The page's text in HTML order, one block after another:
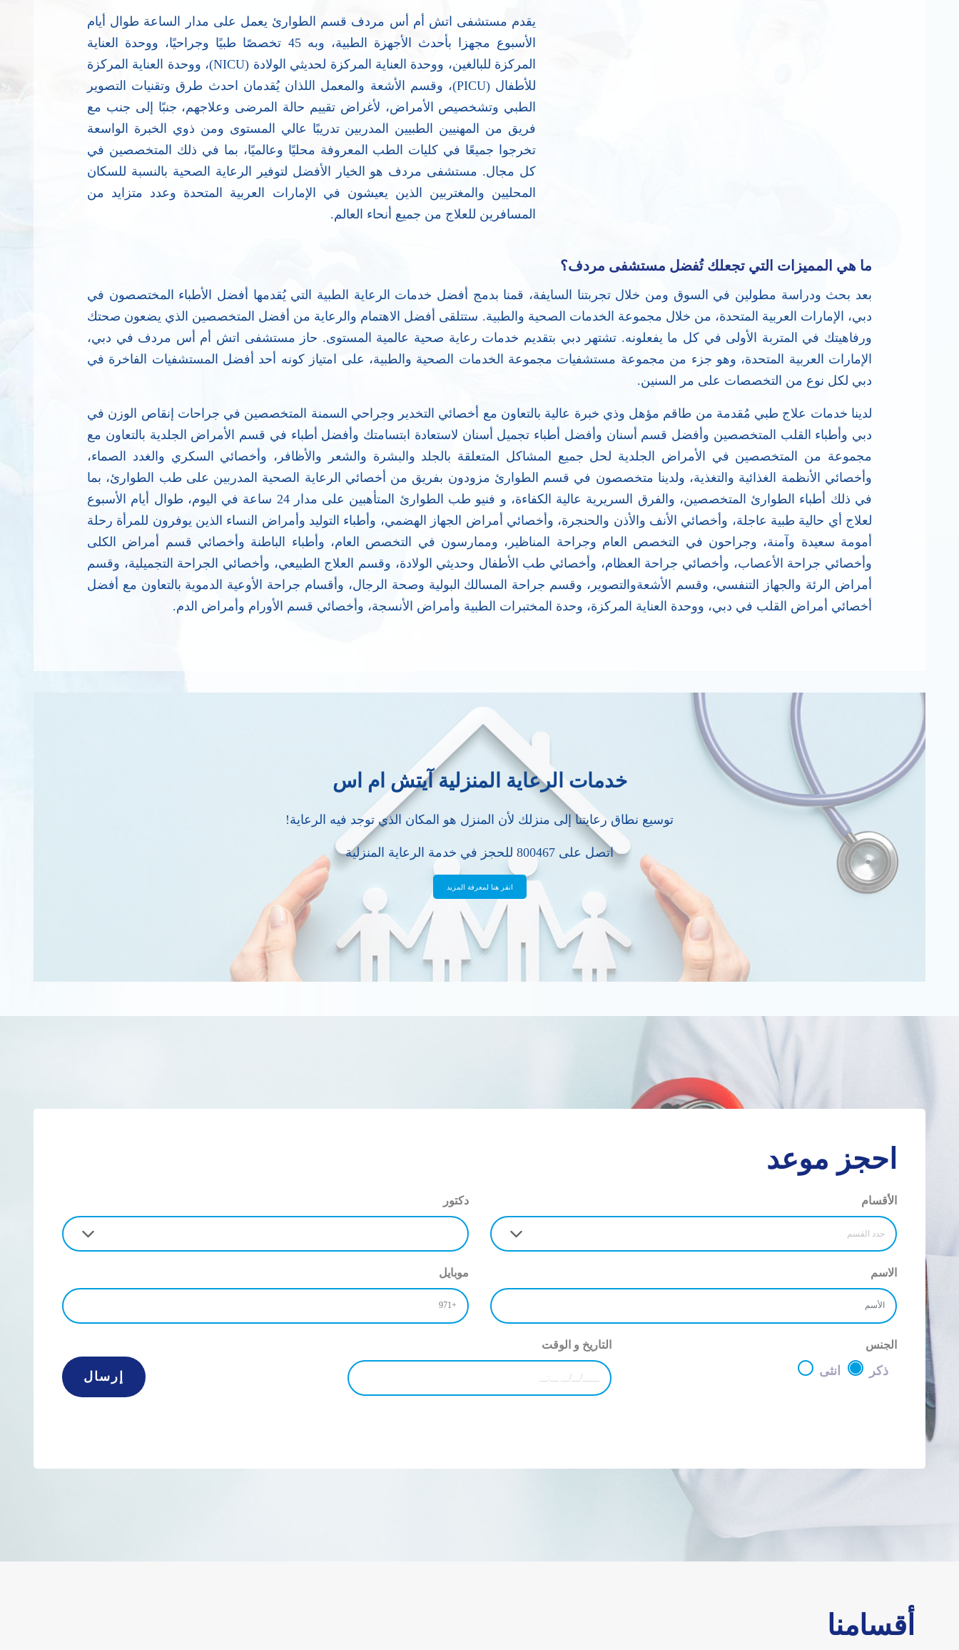
يقدم مستشفى اتش أم أس مردف قسم الطوارئ يعمل على مدار الساعة طوال أيام
الأسبوع مجهزا بأحدث الأجهزة الطبية، وبه 45 تخصصًا طبيًا وجراحيًا، ووحدة العناية
المركزة للبالغين، ووحدة العناية المركزة لحديثي الولادة (NICU)، ووحدة العناية المركزة
للأطفال (PICU)، وقسم الأشعة والمعمل اللذان يُقدمان احدث طرق وتقنيات التصوير
الطبي وتشخصيص الأمراض، لأغراض تقييم حالة المرضى وعلاجهم، جنبًا إلى جنب مع
فريق من المهنيين الطبيين المدربين تدريبًا عالي المستوى ومن ذوي الخبرة الواسعة
تخرجوا جميعًا في كليات الطب المعروفة محليًا وعالميًا، بما في ذلك المتخصصين في
كل مجال. مستشفى مردف هو الخيار الأفضل لتوفير الرعاية الصحية بالنسبة للسكان
المحليين والمغتربين الذين يعيشون في الإمارات العربية المتحدة وعدد متزايد من
المسافرين للعلاج من جميع أنحاء العالم.
ما هي المميزات التي تجعلك تُفضل مستشفى مردف؟
بعد بحث ودراسة مطولين في السوق ومن خلال تجربتنا السايفة، قمنا بدمج أفضل خدمات الرعاية الطبية التي يُقدمها أفضل الأطباء المختصصون في
دبي، الإمارات العربية المتحدة، من خلال مجموعة الخدمات الصحية والطبية. ستتلقى أفضل الاهتمام والرعاية من أفضل المتخصصين الذي يضعون صحتك
ورفاهيتك في المتربة الأولى في كل ما يفعلونه. تشتهر دبي بتقديم خدمات رعاية صحية عالمية المستوى. حاز مستشفى اتش أم أس مردف في دبي،
الإمارات العربية المتحدة، وهو جزء من مجموعة مستشفيات مجموعة الخدمات الصحية والطبية، على امتياز كونه أحد أفضل المستشفيات الفاخرة في
دبي لكل نوع من التخصصات على مر السنين.
لدينا خدمات علاج طبي مُقدمة من طاقم مؤهل وذي خبرة عالية بالتعاون مع أخصائي التخدير وجراحي السمنة المتخصصين في جراحات إنقاص الوزن في
دبي وأطباء القلب المتخصصين وأفضل قسم أسنان وأفضل أطباء تجميل أسنان لاستعادة ابتسامتك وأفضل أطباء في قسم الأمراض الجلدية بالتعاون مع
مجموعة من المتخصصين في الأمراض الجلدية لحل جميع المشاكل المتعلقة بالجلد والبشرة والشعر والأظافر، وأخصائي السكري والغدد الصماء،
وأخصائي الأنظمة الغذائية والتغذية، ولدينا متخصصون في قسم الطوارئ مزودون بفريق من أخصائي الرعاية الصحية المدربين على طب الطوارئ، بما
في ذلك أطباء الطوارئ المتخصصين، والفرق السريرية عالية الكفاءة، و فنيو طب الطوارئ المتأهبين على مدار 24 ساعة في اليوم، طوال أيام الأسبوع
لعلاج أي حالية طبية عاجلة، وأخصائي الأنف والأذن والحنجرة، وأخصائي أمراض الجهاز الهضمي، وأطباء التوليد وأمراض النساء الذين يوفرون للمرأة رحلة
أمومة سعيدة وآمنة، وجراحون في التخصص العام وجراحة المناظير، وممارسون في التخصص العام، وأطباء الباطنة وأخصائي قسم أمراض الكلى
وأخصائي جراحة الأعصاب، وأخصائي جراحة العظام، وأخصائي طب الأطفال وحديثي الولادة، وقسم العلاج الطبيعي، وأخصائي الجراحة التجميلية، وقسم
أمراض الرئة والجهاز التنفسي، وقسم الأشعةوالتصوير، وقسم جراحة المسالك البولية وصحة الرجال، وأقسام جراحة الأوعية الدموية بالتعاون مع أفضل
أخصائي أمراض القلب في دبي، ووحدة العناية المركزة، وحدة المختبرات الطبية وأمراض الأنسجة، وأخصائي قسم الأورام وأمراض الدم.
خدمات الرعاية المنزلية آيتش ام اس
توسيع نطاق رعايتنا إلى منزلك لأن المنزل هو المكان الذي توجد فيه الرعاية!
اتصل على 800467 للحجز في خدمة الرعاية المنزلية
انقر هنا لمعرفة المزيد
احجز موعد
الأقسام دكتور
الاسم موبايل
الجنس
ذكر انثى
التاريخ و الوقت
إرسال
أقسامنا